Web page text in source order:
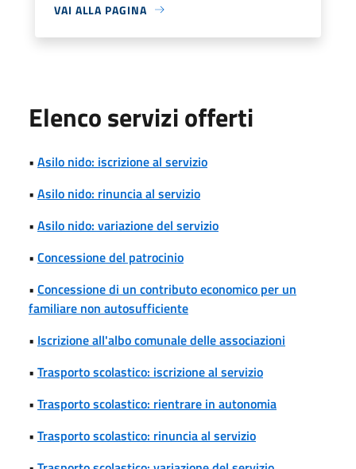
VAI ALLA PAGINA
Elenco servizi offerti
• Asilo nido: iscrizione al servizio
• Asilo nido: rinuncia al servizio
• Asilo nido: variazione del servizio
• Concessione del patrocinio
• Concessione di un contributo economico per un
familiare non autosufficiente
• Iscrizione all'albo comunale delle associazioni
• Trasporto scolastico: iscrizione al servizio
• Trasporto scolastico: rientrare in autonomia
• Trasporto scolastico: rinuncia al servizio